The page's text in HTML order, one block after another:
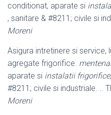
conditionat, aparate si
, sanitare & #8211; civile si
Moreni
Asigura intretinere si
agregate frigorifice.
aparate si instalatii frigorifice
#8211; civile si industriale. ..
Moreni